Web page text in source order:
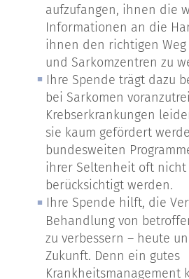
aufzufangen, ihnen die
Informationen an die
ihnen den richtigen Weg
und Sarkomzentren zu
Ihre Spende trägt dazu
bei Sarkomen
Krebserkrankungen
sie kaum gefördert
bundesweiten
ihrer Seltenheit oft nicht
berücksichtigt werden.
Ihre Spende hilft, die
Behandlung von
zu verbessern – heute
Zukunft. Denn ein gutes
Krankheitsmanagement